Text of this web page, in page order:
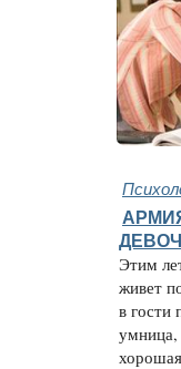
Этим
живет
в гости
умница,